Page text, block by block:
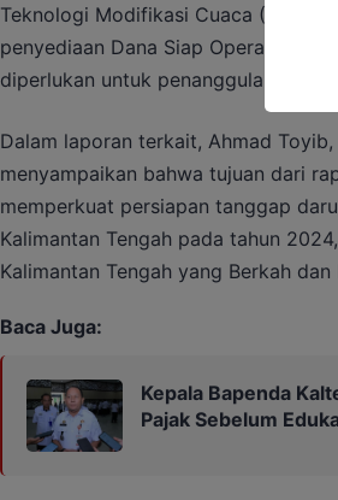
Teknologi Modifikasi Cuaca (TMC),
penyediaan Dana Siap Operasional
diperlukan untuk penanggulangan
Dalam laporan terkait, Ahmad Toyib,
menyampaikan bahwa tujuan dari
memperkuat persiapan tanggap
Kalimantan Tengah pada tahun
Kalimantan Tengah yang Berkah dan
Baca Juga:
Kepala Bapenda
Pajak Sebelum